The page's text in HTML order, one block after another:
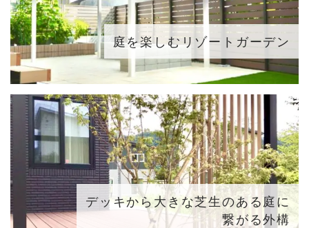
庭を楽しむリゾートガーデン
デッキから大きな芝生のある庭に
繋がる外構